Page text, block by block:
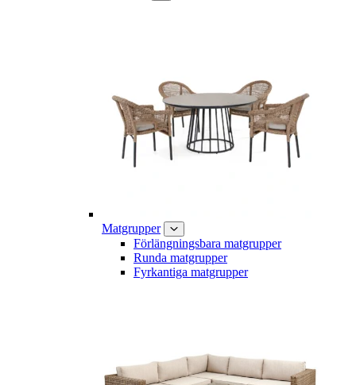
Matgrupper
Förlängningsbara matgrupper
Runda matgrupper
Fyrkantiga matgrupper